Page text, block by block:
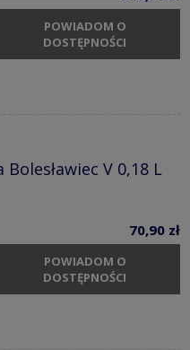
POWIADOM O
DOSTĘPNOŚCI
V 0,18 L
70,90 zł
POWIADOM O
DOSTĘPNOŚCI